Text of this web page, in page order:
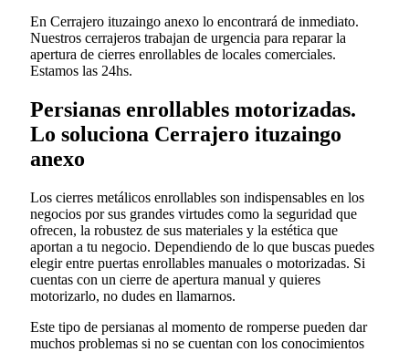
En Cerrajero ituzaingo anexo lo encontrará de inmediato.
Nuestros cerrajeros trabajan de urgencia para reparar la
apertura de cierres enrollables de locales comerciales.
Estamos las 24hs.
Persianas enrollables motorizadas.
Lo soluciona Cerrajero ituzaingo
anexo
Los cierres metálicos enrollables son indispensables en los
negocios por sus grandes virtudes como la seguridad que
ofrecen, la robustez de sus materiales y la estética que
aportan a tu negocio. Dependiendo de lo que buscas puedes
elegir entre puertas enrollables manuales o motorizadas. Si
cuentas con un cierre de apertura manual y quieres
motorizarlo, no dudes en llamarnos.
Este tipo de persianas al momento de romperse pueden dar
muchos problemas si no se cuentan con los conocimientos